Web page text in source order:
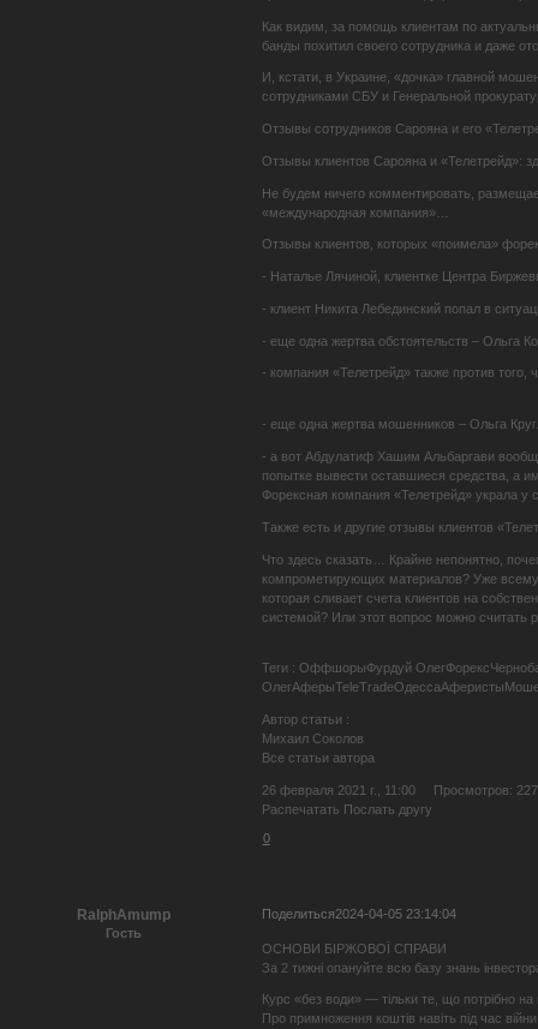
Как видим, за помощь клиентам по
банды похитил своего сотрудника и даже
И, кстати, в Украине, «дочка» главной
сотрудниками СБУ и Генеральной
Отзывы сотрудников Сарояна и его
Отзывы клиентов Сарояна и «Телетрейд»:
Не будем ничего комментировать,
«международная компания»…
Отзывы клиентов, которых «поимела»
- Наталье Лячиной, клиентке Центра
- клиент Никита Лебединский попал в
- еще одна жертва обстоятельств – Ольга
- компания «Телетрейд» также против
- еще одна жертва мошенников – Ольга
- а вот Абдулатиф Хашим Альбаргави
попытке вывести оставшиеся средства, а
Форексная компания «Телетрейд» украла у
Также есть и другие отзывы клиентов
Что здесь сказать… Крайне непонятно,
компрометирующих материалов? Уже всему
которая сливает счета клиентов на
системой? Или этот вопрос можно считать
Теги : ОффшорыФурдуй
Автор статьи :
Михаил Соколов
Все статьи автора
26 февраля 2021 г., 11:00 Просмотров:
Распечатать Послать другу
0
Поделиться2024-04-05 23:14:04
RalphAmump
Гость
ОСНОВИ БІРЖОВОЇ СПРАВИ
За 2 тижні опануйте всю базу знань
Курс «без води» — тільки те, що потрібно на
Про примноження коштів навіть під час війни